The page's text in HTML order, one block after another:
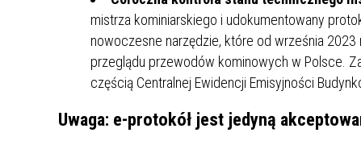
mistrza kominiarskiego i udokumentowany
nowoczesne narzędzie, które od września
przeglądu przewodów kominowych w Polsce.
częścią Centralnej Ewidencji Emisyjności
Uwaga: e-protokół jest jedyną